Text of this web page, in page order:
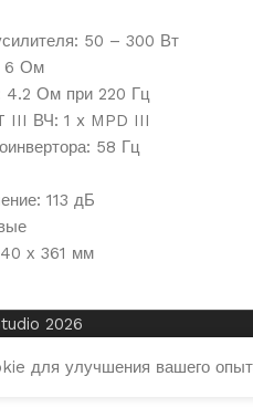
50 – 300 Вт
6 Ом
4.2 Ом при 220 Гц
III ВЧ: 1 x MPD III
58 Гц
113 дБ
х 361 мм
2026
для улучшения вашего